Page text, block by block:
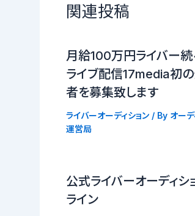
関連投稿
月給100万円ライバー続
ライブ配信17media初
者を募集致します
ライバーオーディション/ By オーデ
運営局
公式ライバーオーディシ
ライン